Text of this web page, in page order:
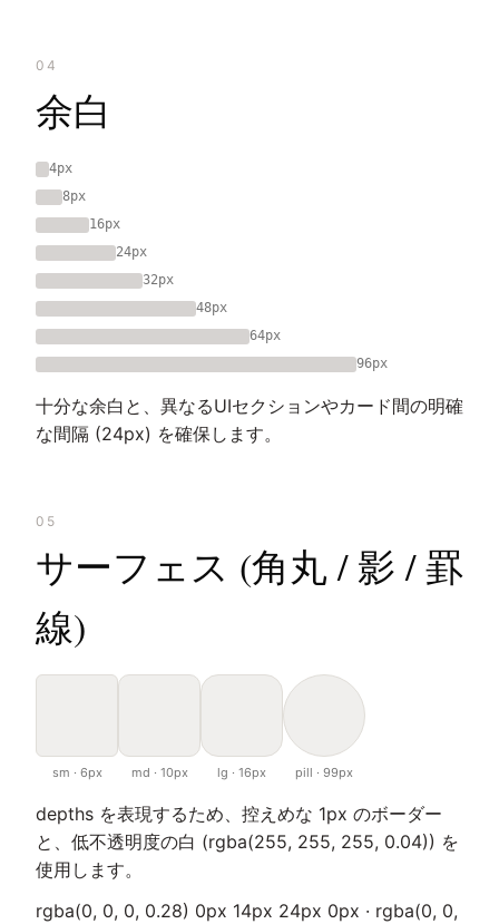
04
余白
4px
8px
16px
24px
32px
48px
64px
96px
十分な余白と、異なるUIセクションやカード間の明確
な間隔 (24px) を確保します。
05
サーフェス (角丸 / 影 / 罫
線)
sm · 6px md · 10px lg · 16px pill · 99px
depths を表現するため、控えめな 1px のボーダー
と、低不透明度の白 (rgba(255, 255, 255, 0.04)) を
使用します。
rgba(0, 0, 0, 0.28) 0px 14px 24px 0px · rgba(0, 0,